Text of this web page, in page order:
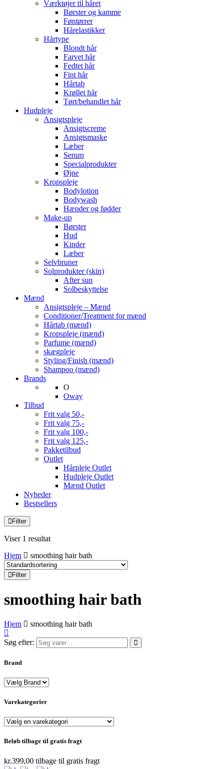
Værktøjer til håret
Børster og kamme
Føntørrer
Hårelastikker
Hårtype
Blondt hår
Farvet hår
Fedtet hår
Fint hår
Hårtab
Krøllet hår
Tørt/behandlet hår
Hudpleje
Ansigtspleje
Ansigtscreme
Ansigtsmaske
Læber
Serum
Specialprodukter
Øjne
Kropspleje
Bodylotion
Bodywash
Hænder og fødder
Make-up
Børster
Hud
Kinder
Læber
Selvbruner
Solprodukter (skin)
After sun
Solbeskyttelse
Mænd
Ansigtspleje – Mænd
Conditioner/Treatment for mænd
Hårtab (mænd)
Kropspleje (mænd)
Parfume (mænd)
skægpleje
Styling/Finish (mænd)
Shampoo (mænd)
Brands
O
Oway
Tilbud
Frit valg 50,-
Frit valg 75,-
Frit valg 100,-
Frit valg 125,-
Pakketilbud
Outlet
Hårpleje Outlet
Hudpleje Outlet
Mænd Outlet
Nyheder
Bestsellers
Filter
Viser 1 resultat
Hjem
smoothing hair bath
Filter
smoothing hair bath
Hjem smoothing hair bath
Søg efter:
Brand
Varekategorier
Beløb tilbage til gratis fragt
kr.399,00 tilbage til gratis fragt